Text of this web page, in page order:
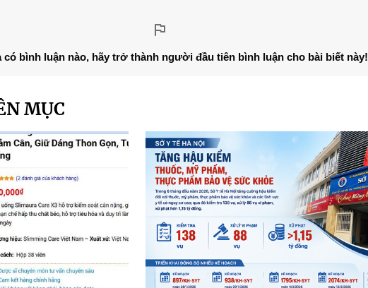
có bình luận nào, hãy trở thành người đầu tiên bình luận cho bài biết này!
MỤC